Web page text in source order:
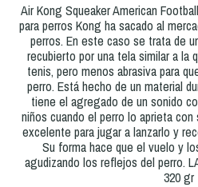
Air Kong Squeaker American
para perros Kong ha sacado al
perros. En este caso se trata de
recubierto por una tela similar a la
tenis, pero menos abrasiva para
perro. Está hecho de un material
tiene el agregado de un sonido
niños cuando el perro lo aprieta
excelente para jugar a lanzarlo y
Su forma hace que el vuelo y
agudizando los reflejos del perro.
320 gr